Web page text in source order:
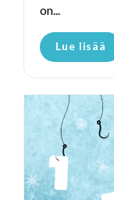
on...
Lue lisää